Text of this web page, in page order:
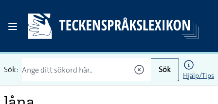
Sök: Sök
Hjälp/Tips